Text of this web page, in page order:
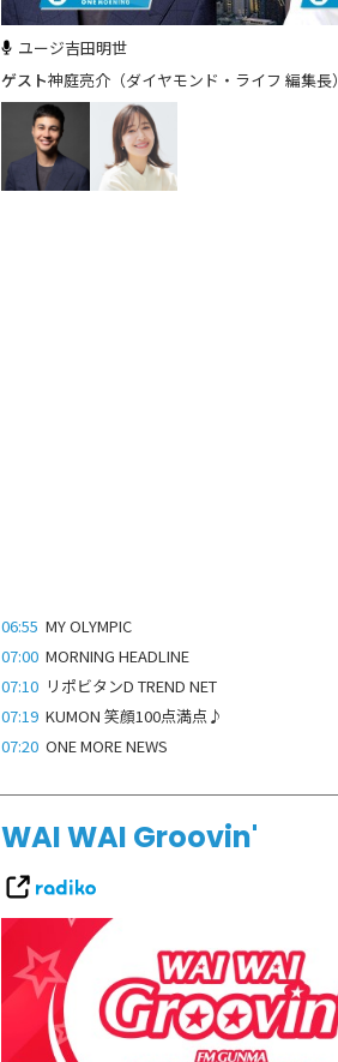
ユージ吉田明世
神庭亮介（ダイヤモンド・ライフ 編集長）
06:55 MY OLYMPIC
07:00 MORNING HEADLINE
07:10 リポビタンD TREND NET
07:19 KUMON 笑顔100点満点♪
07:20 ONE MORE NEWS
WAI WAI Groovin'